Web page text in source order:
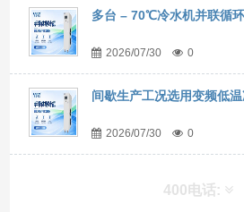
多台 – 70℃冷水机并联循
2026/07/30 0
间歇生产工况选用变频低
2026/07/30 0
400电话: